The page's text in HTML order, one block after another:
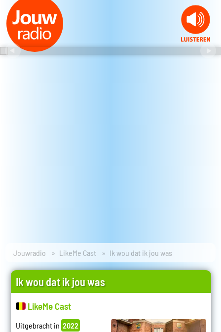
Jouwradio LikeMe Cast Ik wou dat ik jou was
Ik wou dat ik jou was
LikeMe Cast
Uitgebracht in 2022